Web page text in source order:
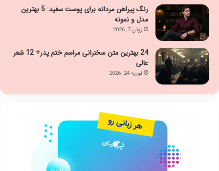
رنگ پیراهن مردانه برای پوست سفید: 5 بهترین
مدل و نمونه
ژوئن 7, 2026
24 بهترین متن سخنرانی مراسم ختم پدر+ 12 شعر
عالی
فوریه 24, 2026